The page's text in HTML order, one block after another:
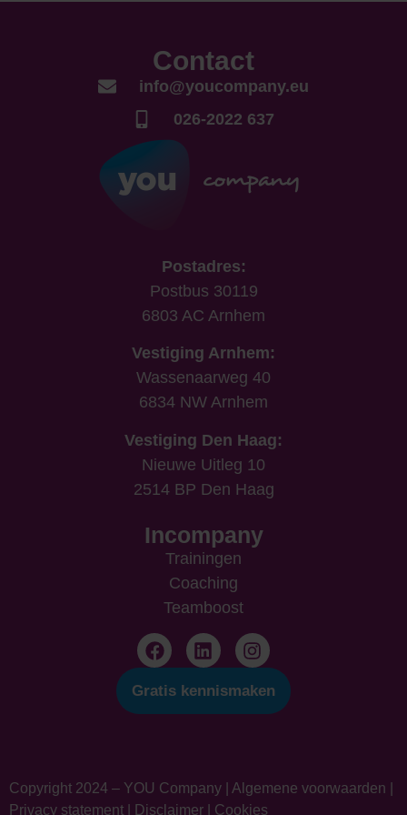
Contact
info@youcompany.eu
026-2022 637
Postadres:
Postbus 30119
6803 AC Arnhem
Vestiging Arnhem:
Wassenaarweg 40
6834 NW Arnhem
Vestiging Den Haag:
Nieuwe Uitleg 10
2514 BP Den Haag
Incompany
Trainingen
Coaching
Teamboost
Gratis kennismaken
Copyright 2024 – YOU Company | Algemene voorwaarden
Privacy statement
Disclaimer Cookies